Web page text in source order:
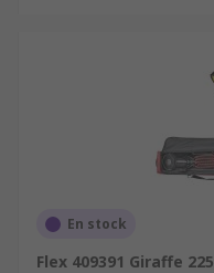
En stock
Flex 409391 Giraffe